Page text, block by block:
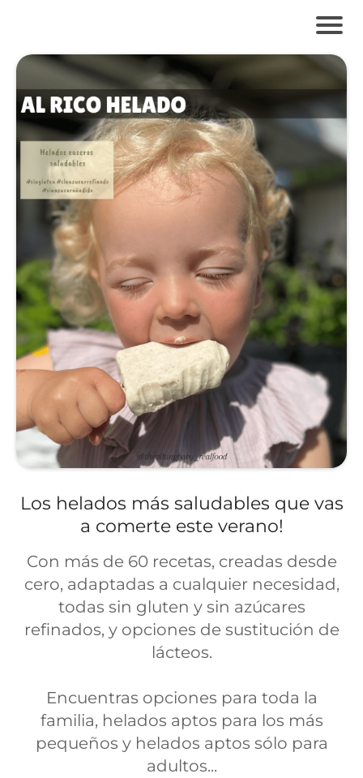
Los helados más saludables que vas
a comerte este verano!
Con más de 60 recetas, creadas desde
cero, adaptadas a cualquier necesidad,
todas sin gluten y sin azúcares
refinados, y opciones de sustitución de
lácteos.
Encuentras opciones para toda la
familia, helados aptos para los más
pequeños y helados aptos sólo para
adultos...